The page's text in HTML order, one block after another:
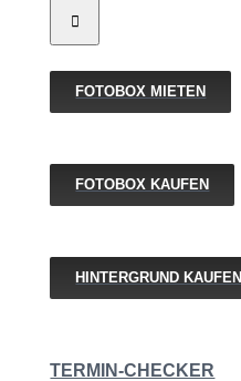
FOTOBOX MIETEN
FOTOBOX KAUFEN
HINTERGRUND KAUFEN
TERMIN-CHECKER